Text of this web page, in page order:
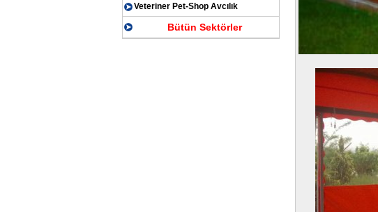
Veteriner Pet-Shop Avcılık
Bütün Sektörler